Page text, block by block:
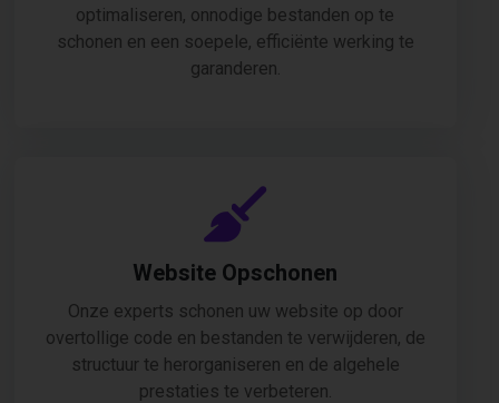
optimaliseren, onnodige bestanden op te
schonen en een soepele, efficiënte werking te
garanderen.
Website Opschonen
Onze experts schonen uw website op door
overtollige code en bestanden te verwijderen, de
structuur te herorganiseren en de algehele
prestaties te verbeteren.